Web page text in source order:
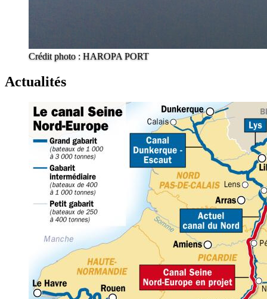
Crédit photo : HAROPA PORT
Actualités